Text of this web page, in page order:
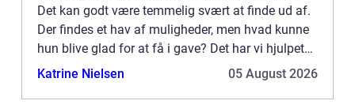
Det kan godt være temmelig svært at finde ud af.
Der findes et hav af muligheder, men hvad kunne
hun blive glad for at få i gave? Det har vi hjulpet
dig med i dette indlæ...
Katrine Nielsen 05 August 2026